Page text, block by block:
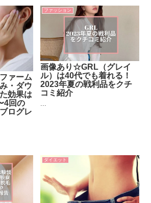
ァーム
・ダウ
効果は
4回の
ログレ
ファッション
画像あり☆GRL（グレイ
ル）は40代でも着れる！
2023年夏の戦利品をクチ
コミ紹介
ダイエット